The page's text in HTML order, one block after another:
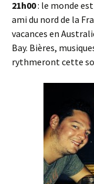
21h00: le monde
ami du nord de la
vacances en
Bay. Bières,
rythmeront cette